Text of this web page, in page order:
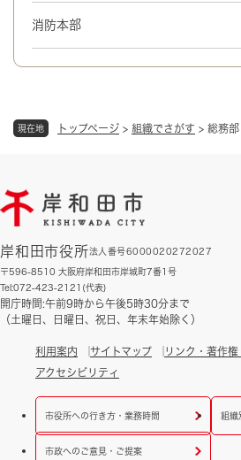
現在地 トップページ > 組織でさがす > 総務部
消防本部
岸和田市役所法人番号6000020272027
〒596-8510 大阪府岸和田市岸城町7番1号
Tel:072-423-2121(代表)
開庁時間:午前9時から午後5時30分まで
（土曜日、日曜日、祝日、年末年始除く）
利用案内 サイトマップ リンク・著作
アクセシビリティ
市役所への行き方・業務時間 組織
市政へのご意見・ご提案